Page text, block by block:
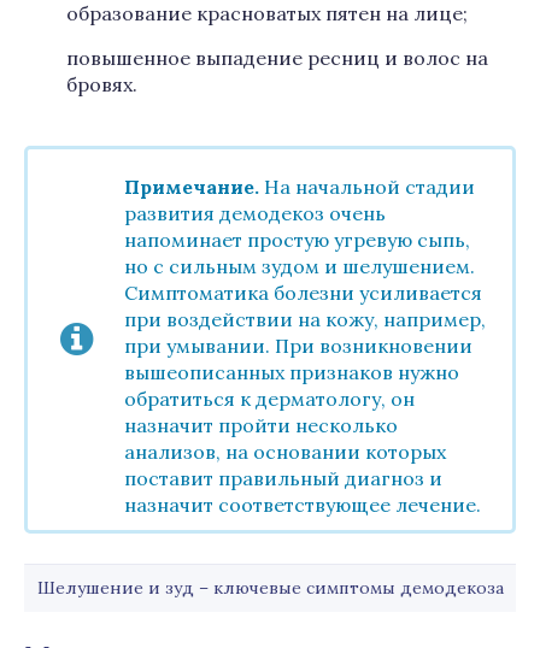
образование красноватых пятен на лице;
повышенное выпадение ресниц и волос на
бровях.
Примечание. На начальной стадии
развития демодекоз очень
напоминает простую угревую сыпь,
но с сильным зудом и шелушением.
Симптоматика болезни усиливается
при воздействии на кожу, например,
при умывании. При возникновении
вышеописанных признаков нужно
обратиться к дерматологу, он
назначит пройти несколько
анализов, на основании которых
поставит правильный диагноз и
назначит соответствующее лечение.
Шелушение и зуд – ключевые симптомы демодекоза